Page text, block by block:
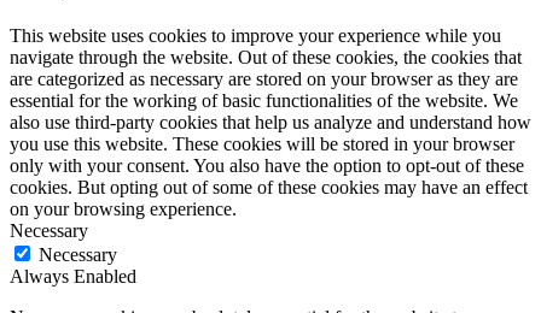
This website uses cookies to improve your experience while you
navigate through the website. Out of these cookies, the cookies that
are categorized as necessary are stored on your browser as they are
essential for the working of basic functionalities of the website. We
also use third-party cookies that help us analyze and understand how
you use this website. These cookies will be stored in your browser
only with your consent. You also have the option to opt-out of these
cookies. But opting out of some of these cookies may have an effect
on your browsing experience.
Necessary
Necessary
Always Enabled